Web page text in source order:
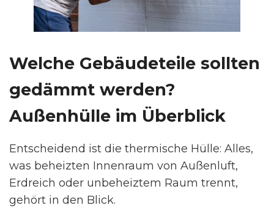
Welche Gebäudeteile sollten
gedämmt werden?
Außenhülle im Überblick
Entscheidend ist die thermische Hülle: Alles,
was beheizten Innenraum von Außenluft,
Erdreich oder unbeheiztem Raum trennt,
gehört in den Blick.